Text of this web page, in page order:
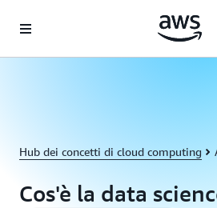
Hub dei concetti di cloud computing
Cos'è la data